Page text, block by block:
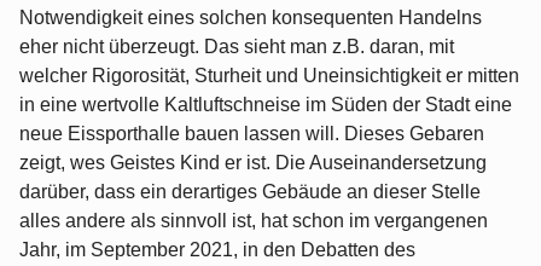
Notwendigkeit eines solchen konsequenten Handelns
eher nicht überzeugt. Das sieht man z.B. daran, mit
welcher Rigorosität, Sturheit und Uneinsichtigkeit er mitten
in eine wertvolle Kaltluftschneise im Süden der Stadt eine
neue Eissporthalle bauen lassen will. Dieses Gebaren
zeigt, wes Geistes Kind er ist. Die Auseinandersetzung
darüber, dass ein derartiges Gebäude an dieser Stelle
alles andere als sinnvoll ist, hat schon im vergangenen
Jahr, im September 2021, in den Debatten des